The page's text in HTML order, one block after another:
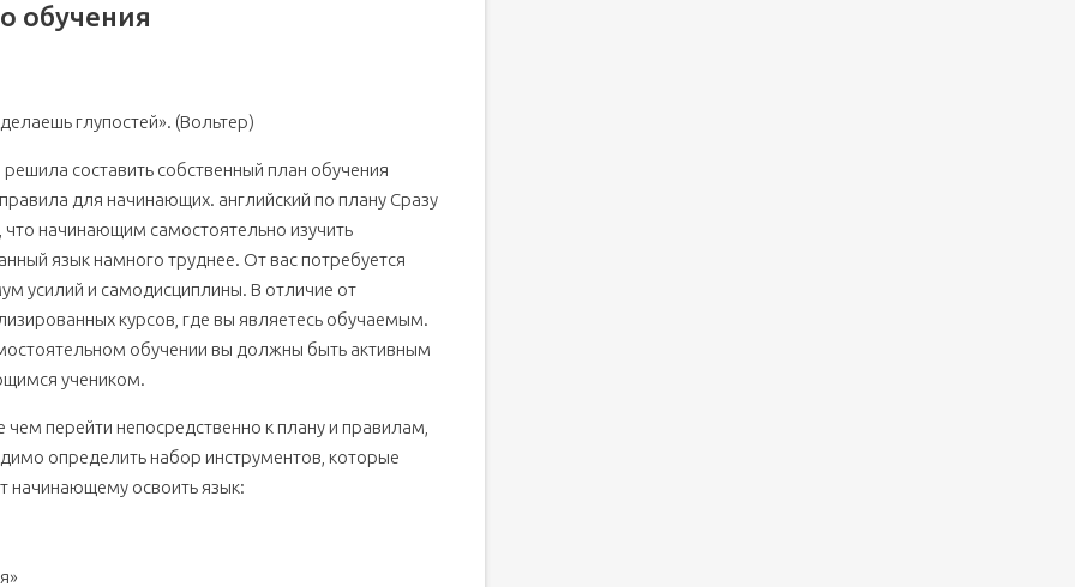
по изучению английского языка самостоятельно?
самоучитель
Press и т.д.
обучения
глупостей». (Вольтер)
составить собственный план обучения
для начинающих. английский по плану Сразу
что начинающим самостоятельно изучить
язык намного труднее. От вас потребуется
усилий и самодисциплины. В отличие от
курсов, где вы являетесь обучаемым.
обучении вы должны быть активным
учеником.
перейти непосредственно к плану и правилам,
определить набор инструментов, которые
начинающему освоить язык: